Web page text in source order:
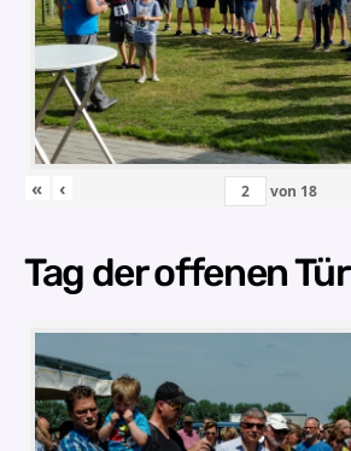
« ‹ von 18
Tag der offenen Tür